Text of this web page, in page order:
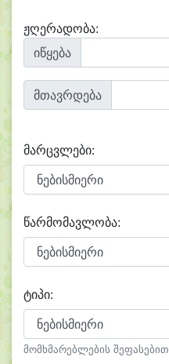
ჟღერადობა:
იწყება
მთავრდება
მარცვლები:
წარმომავლობა:
ტიპი:
მომხმარებლების შეფასებით